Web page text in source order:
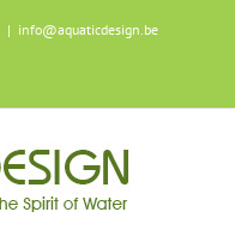
| info@aquaticdesign.be